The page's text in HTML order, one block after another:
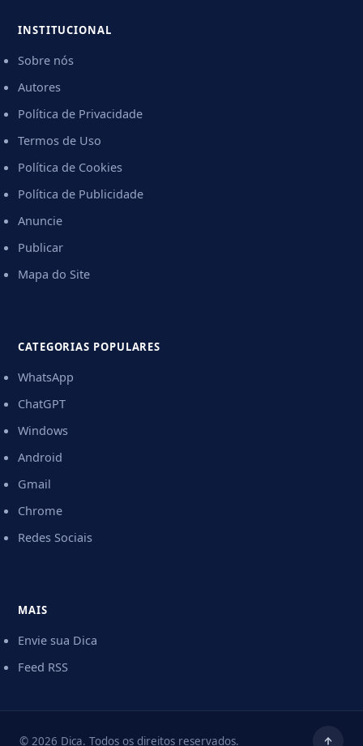
INSTITUCIONAL
Sobre nós
Autores
Política de Privacidade
Termos de Uso
Política de Cookies
Política de Publicidade
Anuncie
Publicar
Mapa do Site
CATEGORIAS POPULARES
WhatsApp
ChatGPT
Windows
Android
Gmail
Chrome
Redes Sociais
MAIS
Envie sua Dica
Feed RSS
© 2026 Dica. Todos os direitos reservados.